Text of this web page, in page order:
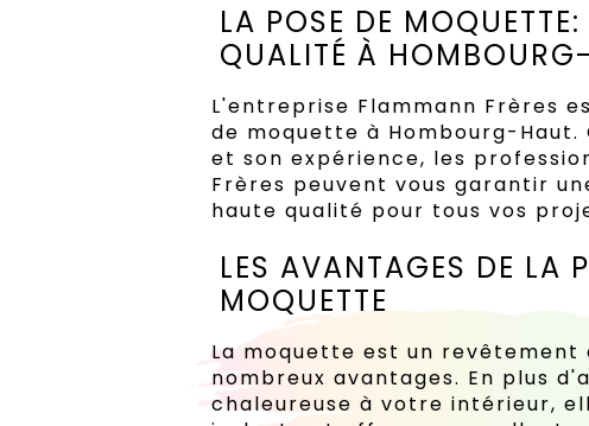
LA POSE DE
QUALITÉ À
L'entreprise Flammann Frères
de moquette à Hombourg-
et son expérience, les
Frères peuvent vous garantir
haute qualité pour tous vos
LES AVANTAGES DE LA
MOQUETTE
La moquette est un revêtement
nombreux avantages. En plus
chaleureuse à votre intérieur,